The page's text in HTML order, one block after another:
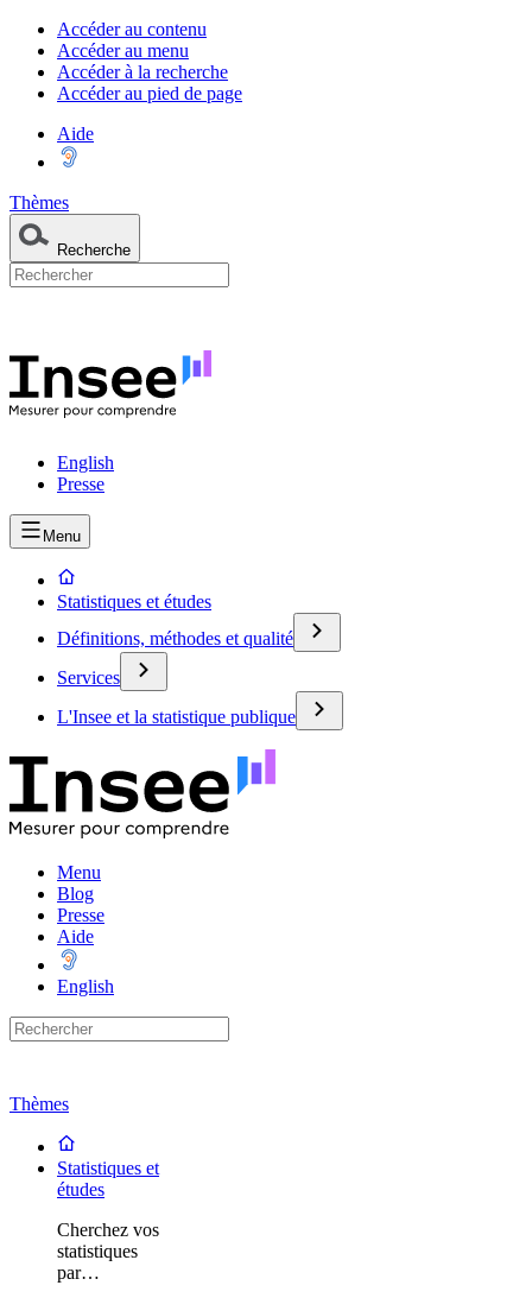
Accéder au contenu
Accéder au menu
Accéder à la recherche
Accéder au pied de page
Aide
Thèmes
Recherche
English
Presse
Menu
Statistiques et études
Définitions, méthodes et qualité
Services
L'Insee et la statistique publique
Menu
Blog
Presse
Aide
English
Thèmes
Statistiques et
études
Cherchez vos
statistiques
par…